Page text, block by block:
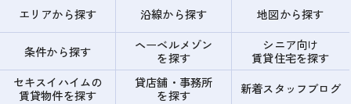
エリアから探す
沿線から探す 地図から探す
条件から探す
ヘーベルメゾン
を探す
シニア向け
賃貸住宅を探す
セキスイハイムの
賃貸物件を探す
貸店舗・事務所
を探す
新着スタッフブログ